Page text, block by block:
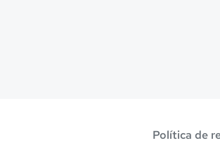
Política de